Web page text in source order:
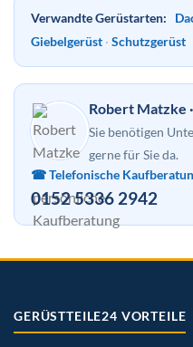
Verwandte Gerüstarten:
Giebelgerüst · Schutzgerüst
Robert Matzke
Sie benötigen
gerne für Sie da.
☎ Telefonische
0152 5336 2942
GERÜSTTEILE24 VORTEILE